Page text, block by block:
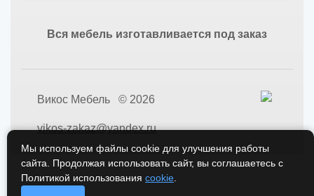
Вся мебель изготавливается под заказ
Викос Мебель © 2026
vikos-zakaz@yandex.ru
Мы используем файлы cookie для улучшения работы
сайта. Продолжая использовать сайт, вы соглашаетесь с
Политикой использования cookie